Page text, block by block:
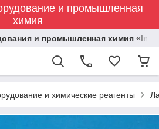
и промышленная
химия
и промышленная химия
и химические реагенты